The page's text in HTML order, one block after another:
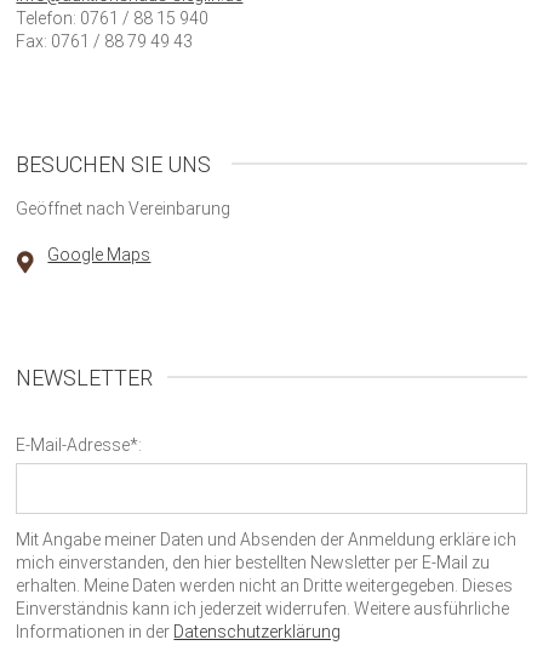
Telefon: 0761 / 88 15 940
Fax: 0761 / 88 79 49 43
BESUCHEN SIE UNS
Geöffnet nach Vereinbarung
Google Maps
NEWSLETTER
E-Mail-Adresse*:
Mit Angabe meiner Daten und Absenden der Anmeldung erkläre ich
mich einverstanden, den hier bestellten Newsletter per E-Mail zu
erhalten. Meine Daten werden nicht an Dritte weitergegeben. Dieses
Einverständnis kann ich jederzeit widerrufen. Weitere ausführliche
Informationen in der Datenschutzerklärung